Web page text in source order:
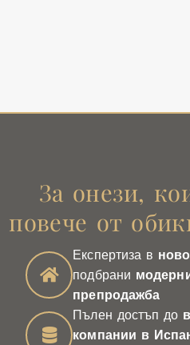
За онези,
повече от
Експертиза в
подбрани
препродажба
Пълен достъп до
компании в